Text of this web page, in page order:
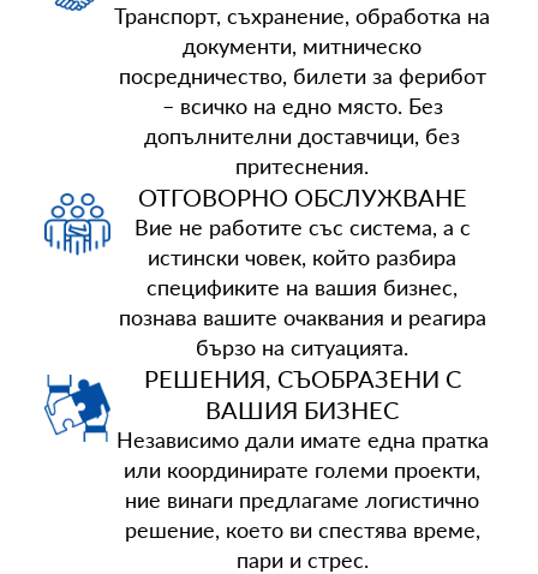
Транспорт, съхранение, обработка на
документи, митническо
посредничество, билети за ферибот
– всичко на едно място. Без
допълнителни доставчици, без
притеснения.
ОТГОВОРНО ОБСЛУЖВАНЕ
Вие не работите със система, а с
истински човек, който разбира
спецификите на вашия бизнес,
познава вашите очаквания и реагира
бързо на ситуацията.
РЕШЕНИЯ, СЪОБРАЗЕНИ С
ВАШИЯ БИЗНЕС
Независимо дали имате една пратка
или координирате големи проекти,
ние винаги предлагаме логистично
решение, което ви спестява време,
пари и стрес.